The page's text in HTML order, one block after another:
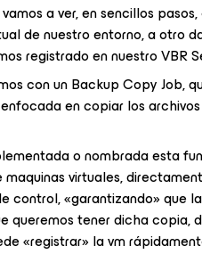
a ver, en sencillos
de nuestro entorno, a otro
registrado en nuestro VBR
con un Backup Copy Job,
en copiar los
o nombrada esta
virtuales,
control, «garantizando» que
queremos tener dicha copia,
«registrar» la vm